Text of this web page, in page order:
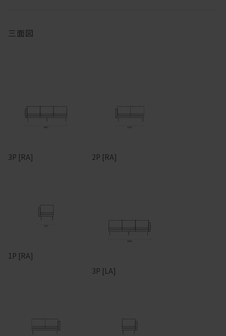
三面図
3P [RA] 2P [RA]
1P [RA]
3P [LA]